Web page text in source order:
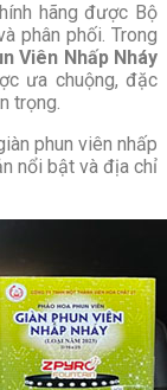
hãng được Bộ
phân phối. Trong
Viên Nhấp Nháy
ưa chuộng, đặc
trọng.
phun viên nhấp
nổi bật và địa chỉ